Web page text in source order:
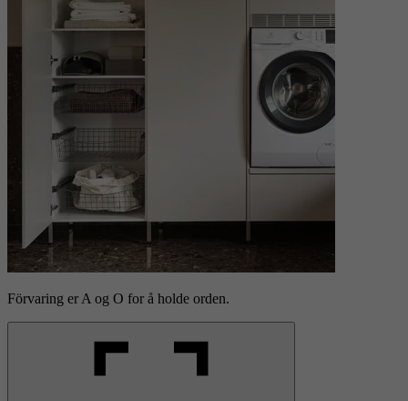
Förvaring er A og O for å holde orden.